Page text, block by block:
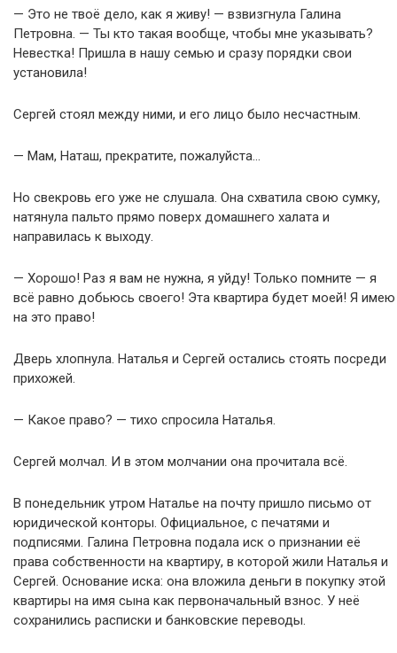
— Это не твоё дело, как я живу! — взвизгнула Галина
Петровна. — Ты кто такая вообще, чтобы мне указывать?
Невестка! Пришла в нашу семью и сразу порядки свои
установила!
Сергей стоял между ними, и его лицо было несчастным.
— Мам, Наташ, прекратите, пожалуйста…
Но свекровь его уже не слушала. Она схватила свою сумку,
натянула пальто прямо поверх домашнего халата и
направилась к выходу.
— Хорошо! Раз я вам не нужна, я уйду! Только помните — я
всё равно добьюсь своего! Эта квартира будет моей! Я имею
на это право!
Дверь хлопнула. Наталья и Сергей остались стоять посреди
прихожей.
— Какое право? — тихо спросила Наталья.
Сергей молчал. И в этом молчании она прочитала всё.
В понедельник утром Наталье на почту пришло письмо от
юридической конторы. Официальное, с печатями и
подписями. Галина Петровна подала иск о признании её
права собственности на квартиру, в которой жили Наталья и
Сергей. Основание иска: она вложила деньги в покупку этой
квартиры на имя сына как первоначальный взнос. У неё
сохранились расписки и банковские переводы.